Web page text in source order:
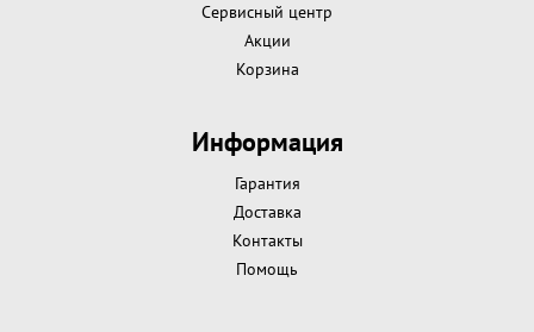
Сервисный центр
Акции
Корзина
Информация
Гарантия
Доставка
Контакты
Помощь